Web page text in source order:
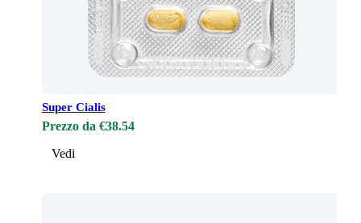
Super Cialis
Prezzo da €38.54
Vedi